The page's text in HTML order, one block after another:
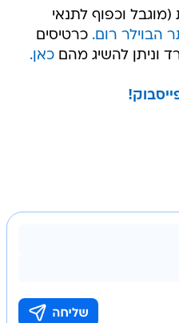
וכפוף לתנאי
הבוילר רום. כרטיסים
וניתן להשיג מהםכאן.